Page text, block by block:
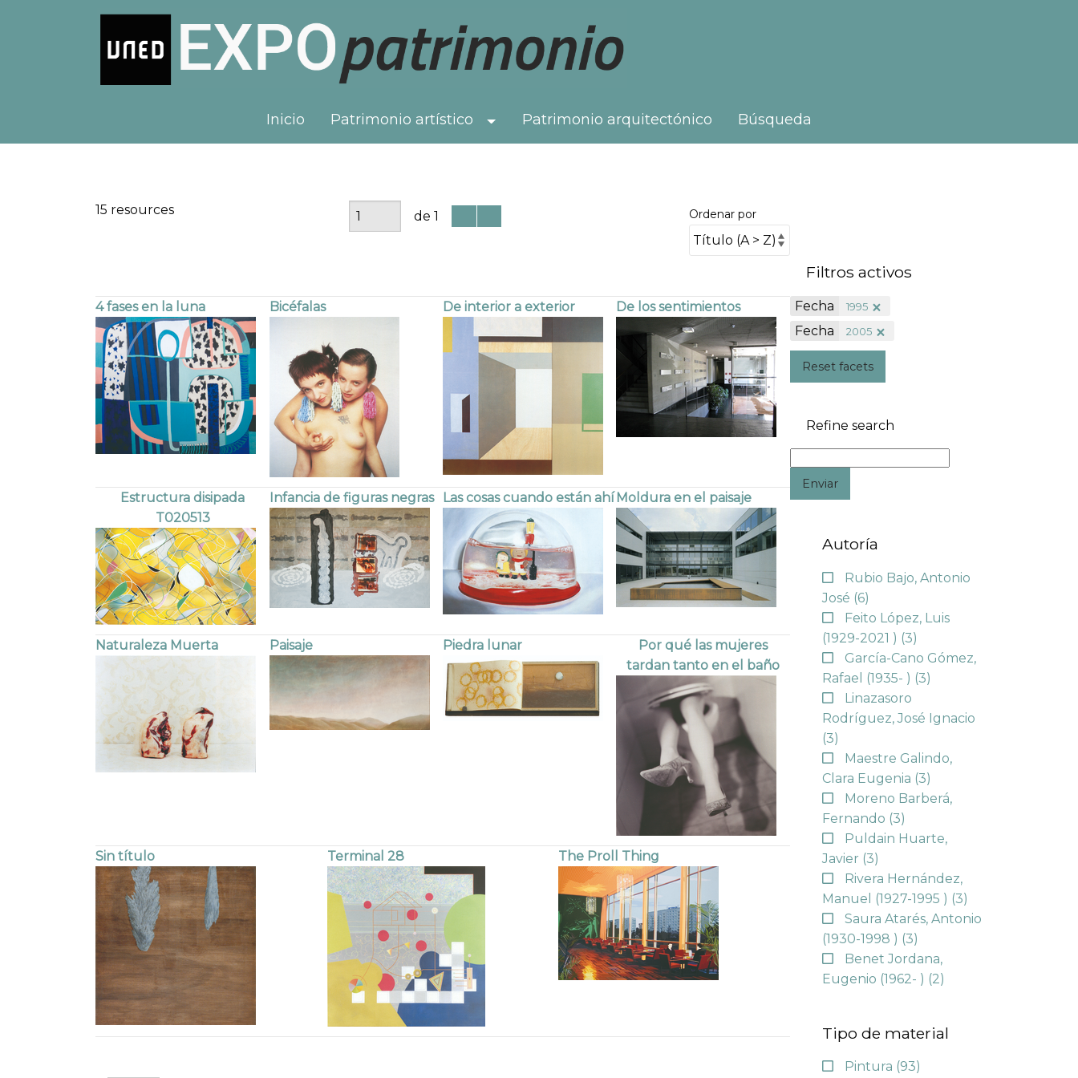
Inicio Patrimonio artístico Toggle Dropdown
Patrimonio arquitectónico Búsqueda
15 resources de 1 Ordenar por
4 fases en la luna Bicéfalas De interior a exterior De los sentimientos
Estructura disipada
T020513
Infancia de figuras negras Las cosas cuando están ahí Moldura en el paisaje
Naturaleza Muerta Paisaje Piedra lunar
Por qué las mujeres
tardan tanto en el baño
Sin título Terminal 28 The Proll Thing
Filtros activos
Fecha 1995
Fecha 2005
Reset facets
Refine search
Enviar
Autoría
Rubio Bajo, Antonio
José (6)
Feito López, Luis
(1929-2021 ) (3)
García-Cano Gómez,
Rafael (1935- ) (3)
Linazasoro
Rodríguez, José Ignacio
(3)
Maestre Galindo,
Clara Eugenia (3)
Moreno Barberá,
Fernando (3)
Puldain Huarte,
Javier (3)
Rivera Hernández,
Manuel (1927-1995 ) (3)
Saura Atarés, Antonio
(1930-1998 ) (3)
Benet Jordana,
Eugenio (1962- ) (2)
Tipo de material
Pintura (93)